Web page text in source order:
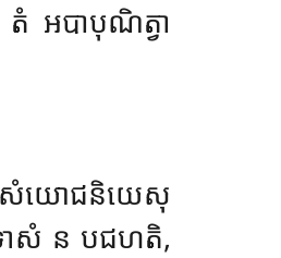
អបាបុណិត្វា
ច សំយោជនិយេសុ
សំ ន បជហតិ,